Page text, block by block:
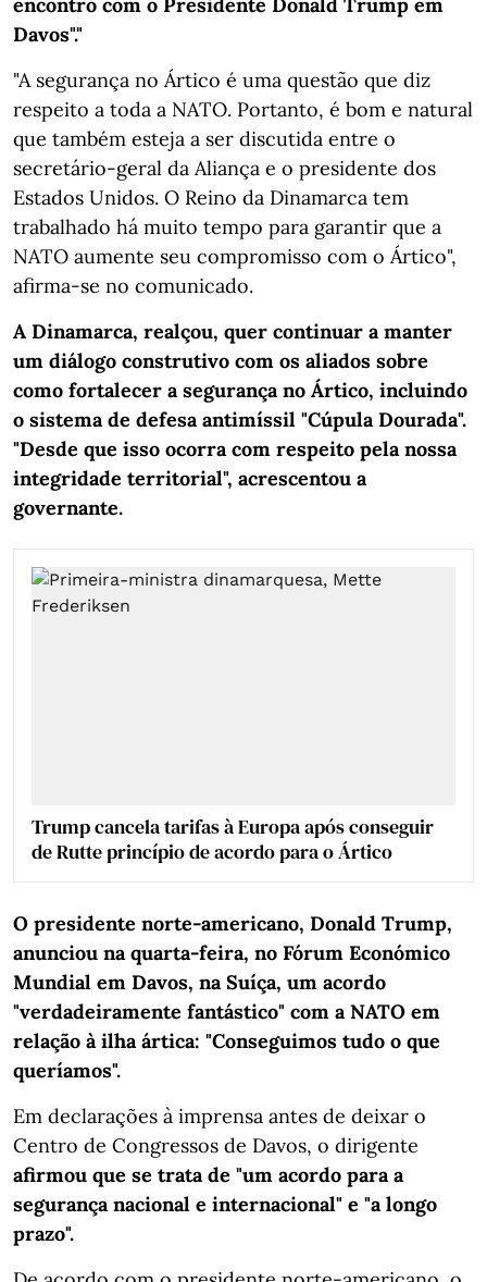
Davos"."
"A segurança no Ártico é uma questão que diz
respeito a toda a NATO. Portanto, é bom e natural
que também esteja a ser discutida entre o
secretário-geral da Aliança e o presidente dos
Estados Unidos. O Reino da Dinamarca tem
trabalhado há muito tempo para garantir que a
NATO aumente seu compromisso com o Ártico",
afirma-se no comunicado.
A Dinamarca, realçou, quer continuar a manter
um diálogo construtivo com os aliados sobre
como fortalecer a segurança no Ártico, incluindo
o sistema de defesa antimíssil "Cúpula Dourada".
"Desde que isso ocorra com respeito pela nossa
integridade territorial", acrescentou a
governante.
Trump cancela tarifas à Europa após conseguir
de Rutte princípio de acordo para o Ártico
O presidente norte-americano, Donald Trump,
anunciou na quarta-feira, no Fórum Económico
Mundial em Davos, na Suíça, um acordo
"verdadeiramente fantástico" com a NATO em
relação à ilha ártica: "Conseguimos tudo o que
queríamos".
Em declarações à imprensa antes de deixar o
Centro de Congressos de Davos, o dirigente
afirmou que se trata de "um acordo para a
segurança nacional e internacional" e "a longo
prazo".